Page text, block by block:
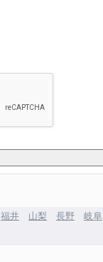
福井 山梨 長野 岐阜